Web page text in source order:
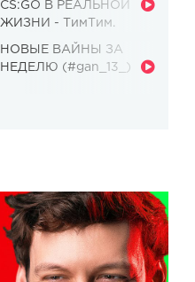
CS:GO В РЕАЛЬНОЙ
ЖИЗНИ - ТимТим.
НОВЫЕ ВАЙНЫ ЗА
НЕДЕЛЮ (#gan_13_)